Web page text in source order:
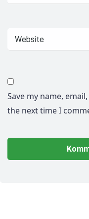
Save my name,
the next time I